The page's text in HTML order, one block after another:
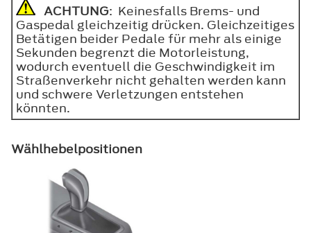
ACHTUNG: Keinesfalls Brems- und
Gaspedal gleichzeitig drücken. Gleichzeitiges
Betätigen beider Pedale für mehr als einige
Sekunden begrenzt die Motorleistung,
wodurch eventuell die Geschwindigkeit im
Straßenverkehr nicht gehalten werden kann
und schwere Verletzungen entstehen
könnten.
Wählhebelpositionen